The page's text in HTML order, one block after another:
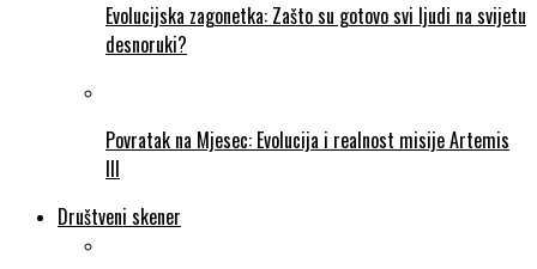
Evolucijska zagonetka: Zašto su gotovo svi ljudi na svijetu
desnoruki?
Povratak na Mjesec: Evolucija i realnost misije Artemis
III
Društveni skener